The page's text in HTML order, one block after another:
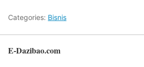
Categories: Bisnis
E-Dazibao.com